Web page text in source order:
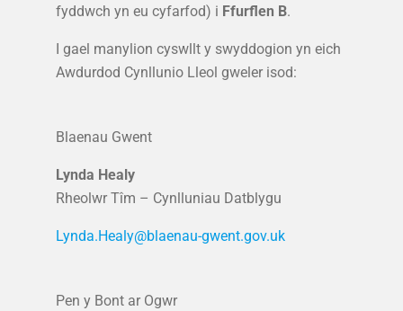
fyddwch yn eu cyfarfod) i Ffurflen B.
I gael manylion cyswllt y swyddogion yn eich
Awdurdod Cynllunio Lleol gweler isod:
Blaenau Gwent
Lynda Healy
Rheolwr Tîm – Cynlluniau Datblygu
Lynda.Healy@blaenau-gwent.gov.uk
Pen y Bont ar Ogwr